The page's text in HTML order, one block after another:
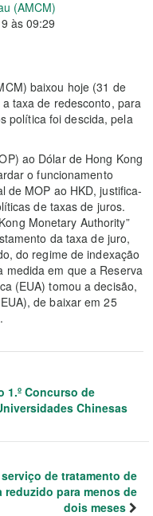
(AMCM)
às 09:29
baixou hoje (31 de
taxa de redesconto, para
política foi descida, pela
ao Dólar de Hong Kong
o funcionamento
de MOP ao HKD, justifica-
de taxas de juros.
Monetary Authority”
da taxa de juro,
do regime de indexação
medida em que a Reserva
(EUA) tomou a decisão,
de baixar em 25
1.º Concurso de
Chinesas
de tratamento de
para menos de
dois meses